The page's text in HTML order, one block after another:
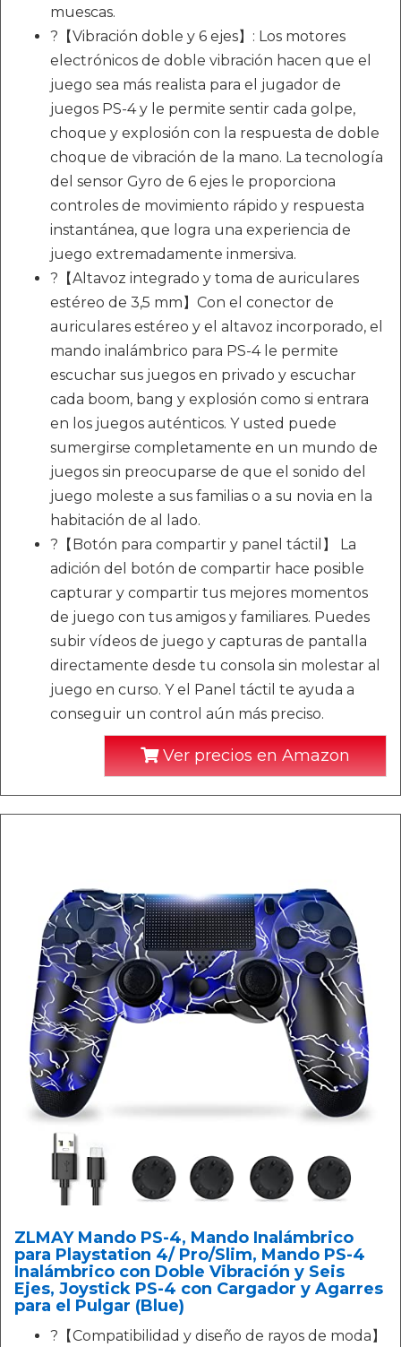
muescas.
?【Vibración doble y 6 ejes】: Los motores
electrónicos de doble vibración hacen que el
juego sea más realista para el jugador de
juegos PS-4 y le permite sentir cada golpe,
choque y explosión con la respuesta de doble
choque de vibración de la mano. La tecnología
del sensor Gyro de 6 ejes le proporciona
controles de movimiento rápido y respuesta
instantánea, que logra una experiencia de
juego extremadamente inmersiva.
?【Altavoz integrado y toma de auriculares
estéreo de 3,5 mm】Con el conector de
auriculares estéreo y el altavoz incorporado, el
mando inalámbrico para PS-4 le permite
escuchar sus juegos en privado y escuchar
cada boom, bang y explosión como si entrara
en los juegos auténticos. Y usted puede
sumergirse completamente en un mundo de
juegos sin preocuparse de que el sonido del
juego moleste a sus familias o a su novia en la
habitación de al lado.
?【Botón para compartir y panel táctil】 La
adición del botón de compartir hace posible
capturar y compartir tus mejores momentos
de juego con tus amigos y familiares. Puedes
subir vídeos de juego y capturas de pantalla
directamente desde tu consola sin molestar al
juego en curso. Y el Panel táctil te ayuda a
conseguir un control aún más preciso.
Ver precios en Amazon
ZLMAY Mando PS-4, Mando Inalámbrico
para Playstation 4/ Pro/Slim, Mando PS-4
Inalámbrico con Doble Vibración y Seis
Ejes, Joystick PS-4 con Cargador y Agarres
para el Pulgar (Blue)
?【Compatibilidad y diseño de rayos de moda】